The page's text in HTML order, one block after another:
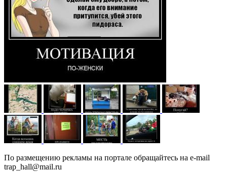
По размещению рекламы на портале обращайтесь на e-mail
trap_hall@mail.ru